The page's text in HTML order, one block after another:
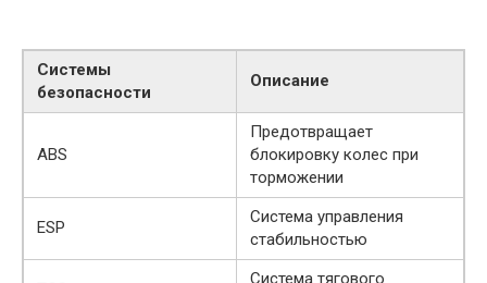
Системы
безопасности
Описание
ABS
Предотвращает
блокировку колес при
торможении
ESP
Система управления
стабильностью
Система тягового